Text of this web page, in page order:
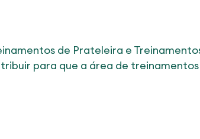
de Prateleira e
para que a área de